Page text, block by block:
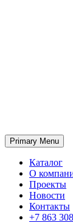
ГК «SABONE»
Оптовые
Primary Menu
Каталог
О
Проекты
Новости
Контакты
+7 863